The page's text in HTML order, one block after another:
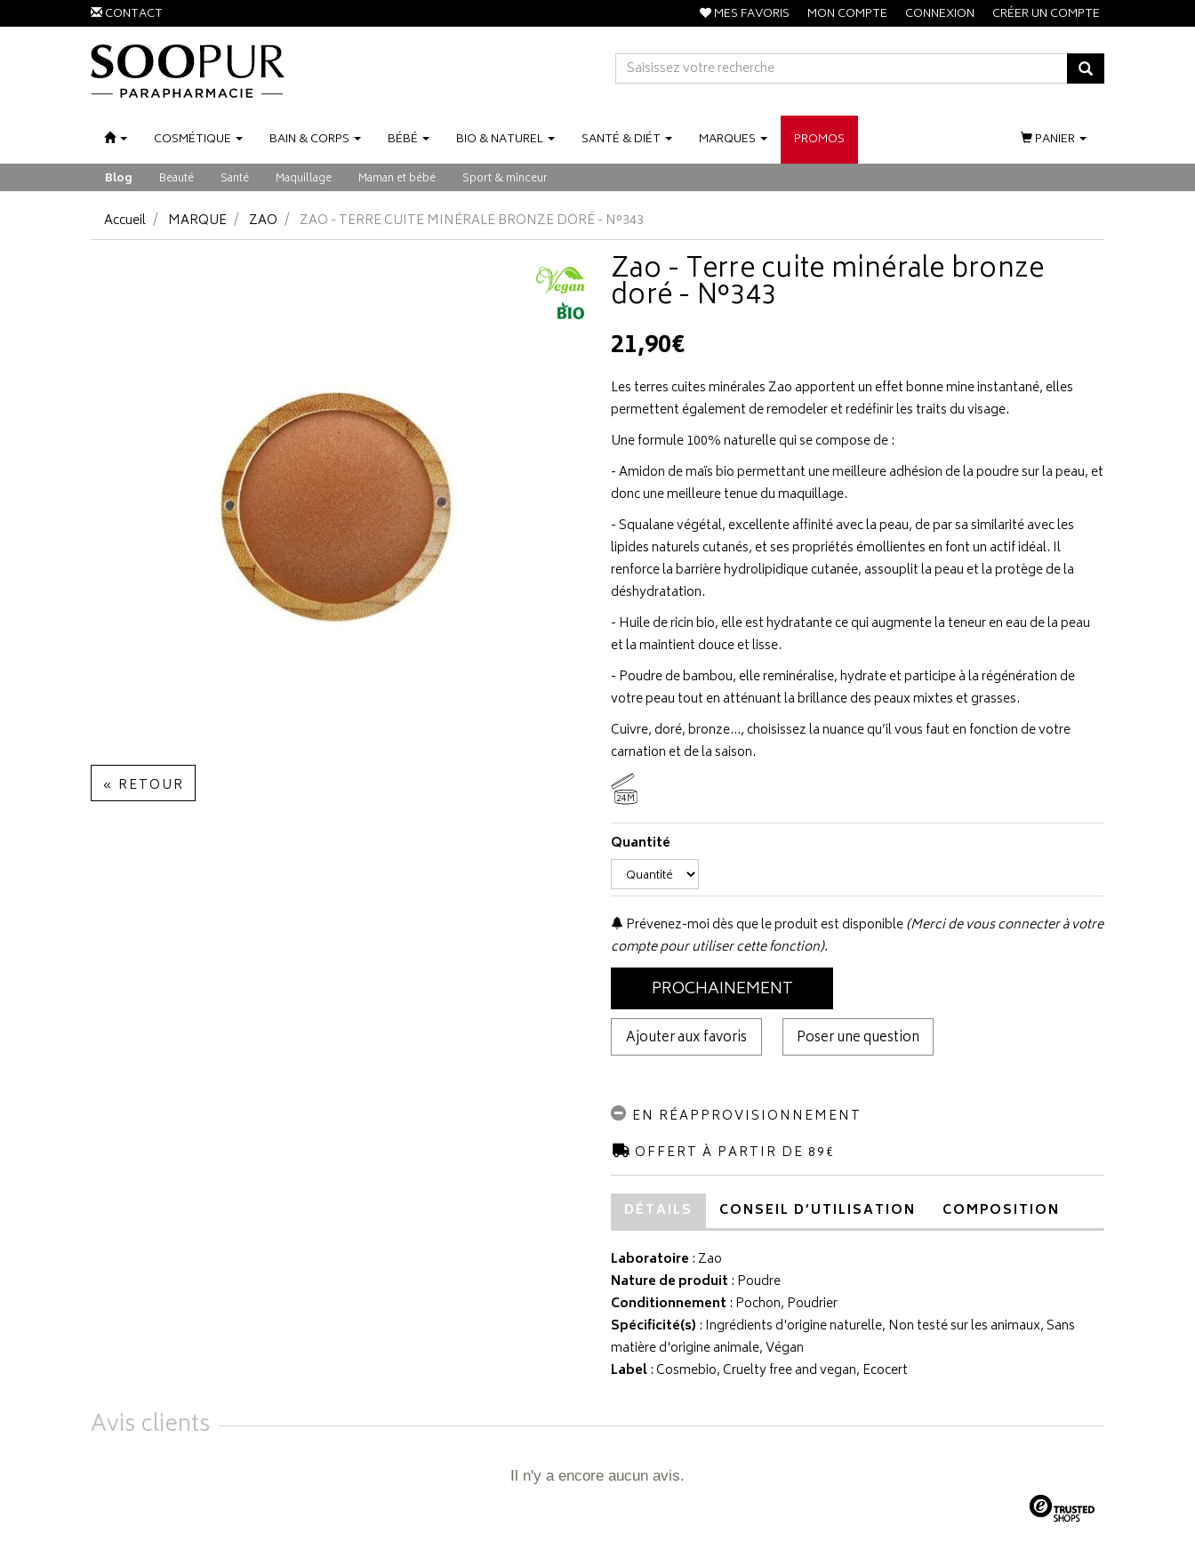
CONTACT MES FAVORIS MON COMPTE CONNEXION CRÉER UN COMPTE
COSMÉTIQUE BAIN &CORPS BÉBÉ BIO &NATUREL SANTÉ &DIÉT MARQUES PROMOS
Blog Beauté Santé Maquillage Maman et bébé Sport & minceur
PANIER
Accueil MARQUE ZAO ZAO - TERRE CUITE MINÉRALE BRONZE DORÉ - N°343
« RETOUR
Zao - Terre cuite minérale bronze
doré - N°343
21,90€
Les terres cuites minérales Zao apportent un effet bonne mine instantané, elles
permettent également de remodeler et redéfinir les traits du visage.
Une formule 100% naturelle qui se compose de :
- Amidon de maïs bio permettant une meilleure adhésion de la poudre sur la peau, et
donc une meilleure tenue du maquillage.
- Squalane végétal, excellente affinité avec la peau, de par sa similarité avec les
lipides naturels cutanés, et ses propriétés émollientes en font un actif idéal. Il
renforce la barrière hydrolipidique cutanée, assouplit la peau et la protège de la
déshydratation.
- Huile de ricin bio, elle est hydratante ce qui augmente la teneur en eau de la peau
et la maintient douce et lisse.
- Poudre de bambou, elle reminéralise, hydrate et participe à la régénération de
votre peau tout en atténuant la brillance des peaux mixtes et grasses.
Cuivre, doré, bronze…, choisissez la nuance qu’il vous faut en fonction de votre
carnation et de la saison.
24M
Quantité
Prévenez-moi dès que le produit est disponible(Merci de vous connecter à votre
compte pour utiliser cette fonction).
PROCHAINEMENT
Ajouter aux favoris Poser une question
EN RÉAPPROVISIONNEMENT
OFFERT À PARTIR DE 89€
DÉTAILS CONSEIL D’UTILISATION COMPOSITION
Laboratoire : Zao
Nature de produit : Poudre
Conditionnement : Pochon, Poudrier
Spécificité(s) : Ingrédients d'origine naturelle, Non testé sur les animaux, Sans
matière d'origine animale, Végan
Label: Cosmebio, Cruelty free and vegan, Ecocert
Avis clients
Il n'y a encore aucun avis.